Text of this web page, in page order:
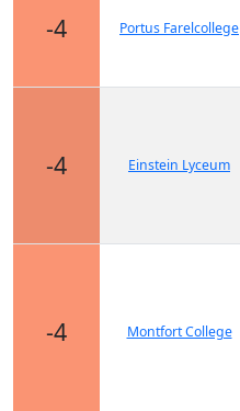
-4 Portus Farelcollege
-4 Einstein Lyceum
-4 Montfort College